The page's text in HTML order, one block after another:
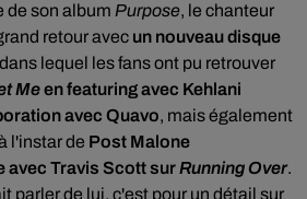
de son album Purpose, le chanteur
retour avec un nouveau disque
dans lequel les fans ont pu retrouver
Meen featuring avec Kehlani
avec Quavo, mais également
l'instar de Post Malone
avec Travis Scott surRunning Over.
parler de lui, c'est pour un détail sur